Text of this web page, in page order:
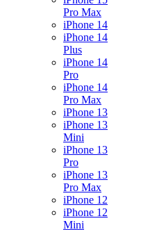
Pro Max
iPhone 14
iPhone 14
Plus
iPhone 14
Pro
iPhone 14
Pro Max
iPhone 13
iPhone 13
Mini
iPhone 13
Pro
iPhone 13
Pro Max
iPhone 12
iPhone 12
Mini